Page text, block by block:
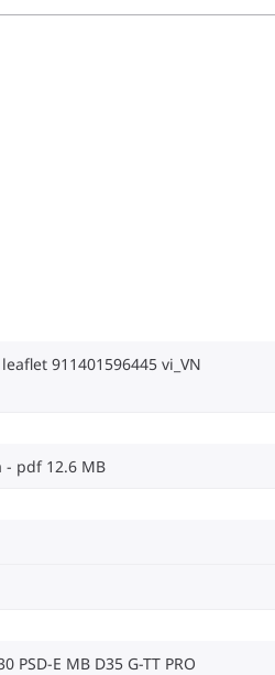
911401596445 vi_VN
pdf 12.6 MB
PSD-E MB D35 G-TT PRO